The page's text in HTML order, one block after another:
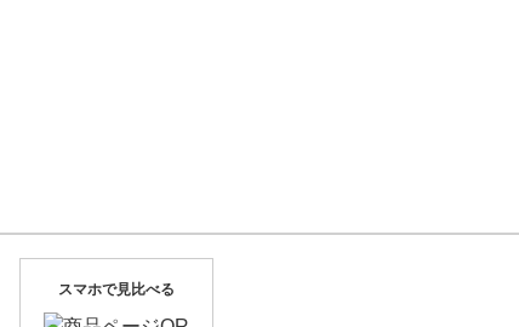
スマホで見比べる